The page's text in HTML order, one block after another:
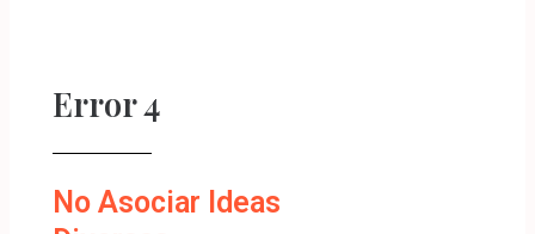
Error 4
No Asociar Ideas